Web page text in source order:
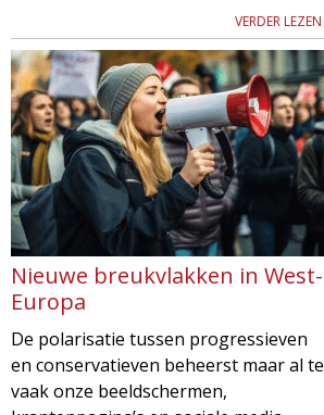
VERDER LEZEN
Nieuwe breukvlakken in West-
Europa
De polarisatie tussen progressieven
en conservatieven beheerst maar al te
vaak onze beeldschermen,